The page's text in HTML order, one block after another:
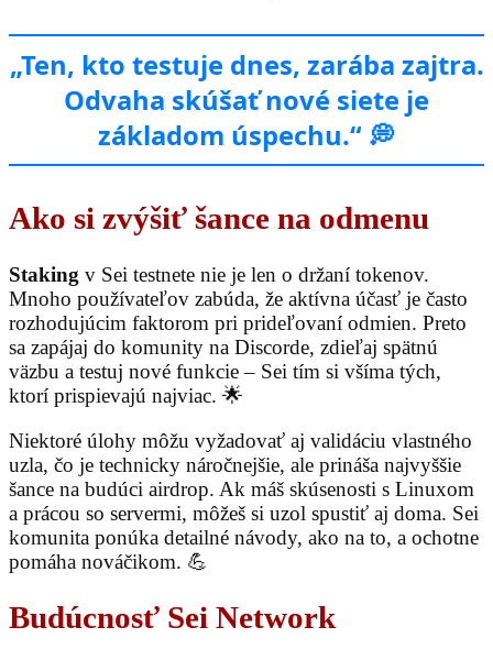
„Ten, kto testuje dnes, zarába zajtra.
Odvaha skúšať nové siete je
základom úspechu.“ 💭
Ako si zvýšiť šance na odmenu
Staking v Sei testnete nie je len o držaní tokenov.
Mnoho používateľov zabúda, že aktívna účasť je často
rozhodujúcim faktorom pri prideľovaní odmien. Preto
sa zapájaj do komunity na Discorde, zdieľaj spätnú
väzbu a testuj nové funkcie – Sei tím si všíma tých,
ktorí prispievajú najviac. 🌟
Niektoré úlohy môžu vyžadovať aj validáciu vlastného
uzla, čo je technicky náročnejšie, ale prináša najvyššie
šance na budúci airdrop. Ak máš skúsenosti s Linuxom
a prácou so servermi, môžeš si uzol spustiť aj doma. Sei
komunita ponúka detailné návody, ako na to, a ochotne
pomáha nováčikom. 💪
Budúcnosť Sei Network